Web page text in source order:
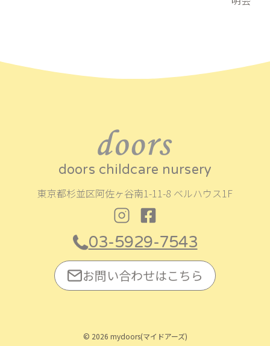
doors childcare nursery
東京都杉並区阿佐ヶ谷南1-11-8 ベルハウス1F
03-5929-7543
お問い合わせはこちら
© 2026 mydoors(マイドアーズ)